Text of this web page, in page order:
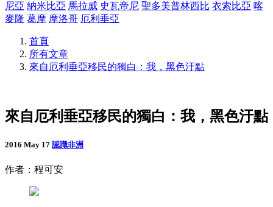
尼亞 納米比亞 馬拉威 史瓦帝尼 聖多美普林西比 衣索比亞 喀
麥隆 葛摩 摩洛哥 厄利垂亞
首頁
所有文章
來自厄利垂亞移民的獨白：我，黑色汙點
來自厄利垂亞移民的獨白：我，黑色汙點
2016 May 17 認識非洲
作者：程可安